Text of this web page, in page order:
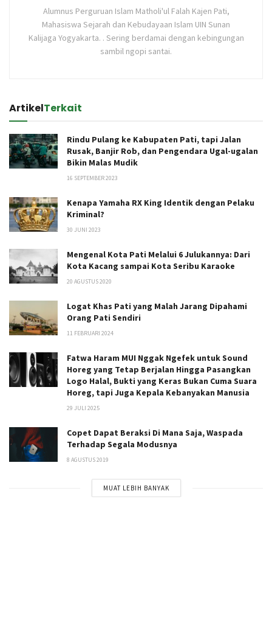
Alumnus Perguruan Islam Matholi'ul Falah Kajen Pati,
Mahasiswa Sejarah dan Kebudayaan Islam UIN Sunan
Kalijaga Yogyakarta. . Sering berdamai dengan kebingungan
sambil ngopi santai.
ArtikelTerkait
Rindu Pulang ke Kabupaten Pati, tapi Jalan
Rusak, Banjir Rob, dan Pengendara Ugal-ugalan
Bikin Malas Mudik
16 SEPTEMBER 2023
Kenapa Yamaha RX King Identik dengan Pelaku
Kriminal?
30 JUNI 2023
Mengenal Kota Pati Melalui 6 Julukannya: Dari
Kota Kacang sampai Kota Seribu Karaoke
20 AGUSTUS 2020
Logat Khas Pati yang Malah Jarang Dipahami
Orang Pati Sendiri
11 FEBRUARI 2024
Fatwa Haram MUI Nggak Ngefek untuk Sound
Horeg yang Tetap Berjalan Hingga Pasangkan
Logo Halal, Bukti yang Keras Bukan Cuma Suara
Horeg, tapi Juga Kepala Kebanyakan Manusia
29 JULI 2025
Copet Dapat Beraksi Di Mana Saja, Waspada
Terhadap Segala Modusnya
8 AGUSTUS 2019
MUAT LEBIH BANYAK